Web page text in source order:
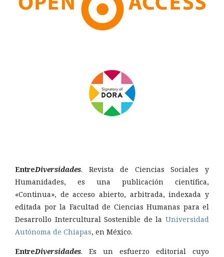
EntreDiversidades. Revista de Ciencias Sociales y
Humanidades, es una publicación científica,
«Continua», de acceso abierto, arbitrada, indexada y
editada por la Facultad de Ciencias Humanas para el
Desarrollo Intercultural Sostenible de la Universidad
Autónoma de Chiapas, en México.
EntreDiversidades. Es un esfuerzo editorial cuyo